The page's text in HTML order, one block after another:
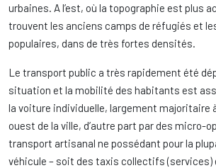
urbaines. A l’est, où la topographie est plus
trouvent les anciens camps de réfugiés et
populaires, dans de très fortes densités.
Le transport public a très rapidement été
situation et la mobilité des habitants est
la voiture individuelle, largement majoritaire
ouest de la ville, d’autre part par des micro-
transport artisanal ne possédant pour la
véhicule – soit des taxis collectifs (services)